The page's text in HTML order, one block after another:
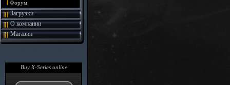
Форум
Загрузки
О компании
Магазин
Buy X-Series online